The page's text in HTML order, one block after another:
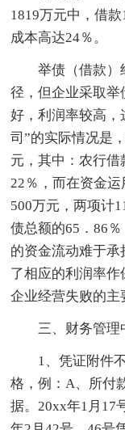
1819万元中，借
成本高达24％。
举债（借款）
径，但企业采取
好，利润率较高
司”的实际情况是
元，其中：农行借
22％，而在资金
500万元，两项计
债总额的65．86
的资金流动难于
了相应的利润率
企业经营失败的主
三、财务管理
1、凭证附件
格，例：A、所付
据。20xx年1月17